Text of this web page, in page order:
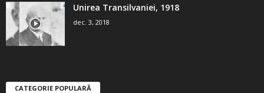
Unirea Transilvaniei, 1918
dec. 3, 2018
CATEGORIE POPULARĂ